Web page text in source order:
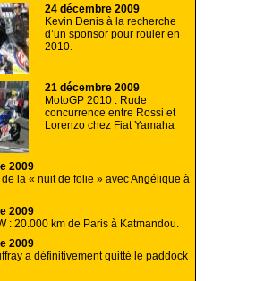
24 décembre 2009
Kevin Denis à la recherche
d’un sponsor pour rouler en
2010.
21 décembre 2009
MotoGP 2010 : Rude
concurrence entre Rossi et
Lorenzo chez Fiat Yamaha
2009
la « nuit de folie » avec Angélique à
2009
: 20.000 km de Paris à Katmandou.
2009
a définitivement quitté le paddock